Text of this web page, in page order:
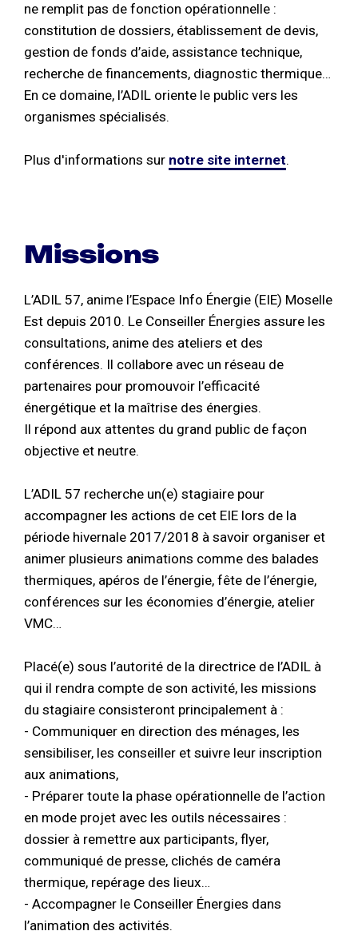
ne remplit pas de fonction opérationnelle :
constitution de dossiers, établissement de devis,
gestion de fonds d’aide, assistance technique,
recherche de financements, diagnostic thermique…
En ce domaine, l’ADIL oriente le public vers les
organismes spécialisés.
Plus d'informations sur notre site internet.
Missions
L’ADIL 57, anime l’Espace Info Énergie (EIE) Moselle
Est depuis 2010. Le Conseiller Énergies assure les
consultations, anime des ateliers et des
conférences. Il collabore avec un réseau de
partenaires pour promouvoir l’efficacité
énergétique et la maîtrise des énergies.
Il répond aux attentes du grand public de façon
objective et neutre.
L’ADIL 57 recherche un(e) stagiaire pour
accompagner les actions de cet EIE lors de la
période hivernale 2017/2018 à savoir organiser et
animer plusieurs animations comme des balades
thermiques, apéros de l’énergie, fête de l’énergie,
conférences sur les économies d’énergie, atelier
VMC…
Placé(e) sous l’autorité de la directrice de l’ADIL à
qui il rendra compte de son activité, les missions
du stagiaire consisteront principalement à :
- Communiquer en direction des ménages, les
sensibiliser, les conseiller et suivre leur inscription
aux animations,
- Préparer toute la phase opérationnelle de l’action
en mode projet avec les outils nécessaires :
dossier à remettre aux participants, flyer,
communiqué de presse, clichés de caméra
thermique, repérage des lieux…
- Accompagner le Conseiller Énergies dans
l’animation des activités.